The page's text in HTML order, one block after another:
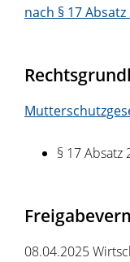
nach § 17 Absatz
§ 17 Absatz
08.04.2025